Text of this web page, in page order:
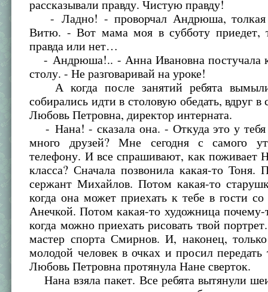
рассказывали правду. Чистую правду!
- Ладно! - проворчал Андрюша, толкая
Витю. - Вот мама моя в субботу приедет,
правда или нет…
- Андрюша!.. - Анна Ивановна постучала
столу. - Не разговаривай на уроке!
А когда после занятий ребята
собирались идти в столовую обедать, вдруг
Любовь Петровна, директор интерната.
- Нана! - сказала она. - Откуда это у тебя
много друзей? Мне сегодня с самого
телефону. И все спрашивают, как поживает
класса? Сначала позвонила какая-то Тоня.
сержант Михайлов. Потом какая-то
когда она может приехать к тебе в гости
Анечкой. Потом какая-то художница почему-
когда можно приехать рисовать твой
мастер спорта Смирнов. И, наконец,
молодой человек в очках и просил передать
Любовь Петровна протянула Нане сверток.
Нана взяла пакет. Все ребята вытянули